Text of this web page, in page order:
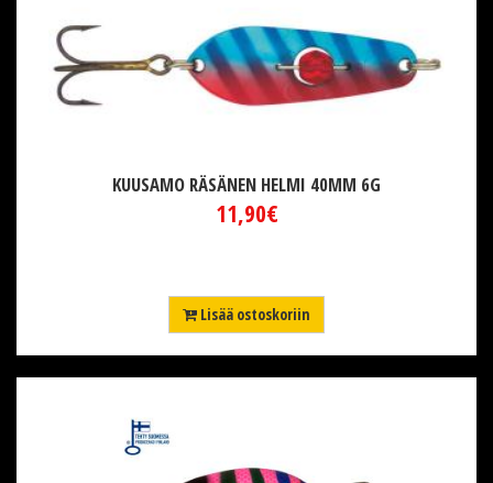
KUUSAMO RÄSÄNEN HELMI 40MM 6G
11,90€
Lisää ostoskoriin